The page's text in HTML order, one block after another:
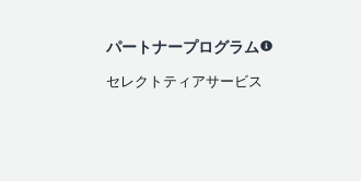
パートナープログラム
セレクトティアサービス